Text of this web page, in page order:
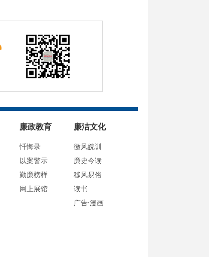
廉政教育
忏悔录
以案警示
勤廉榜样
网上展馆
廉洁文化
徽风皖训
廉史今读
移风易俗
读书
广告·漫画